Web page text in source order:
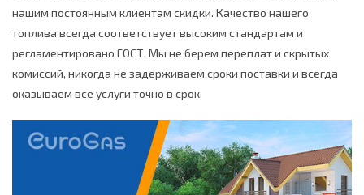
нашим постоянным клиентам скидки. Качество нашего
топлива всегда соответствует высоким стандартам и
регламентировано ГОСТ. Мы не берем переплат и скрытых
комиссий, никогда не задерживаем сроки поставки и всегда
оказываем все услуги точно в срок.